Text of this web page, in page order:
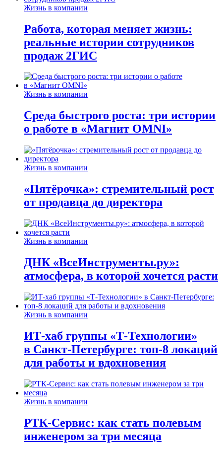
Жизнь в компании
Работа, которая меняет жизнь:
реальные истории сотрудников
продаж 2ГИС
Жизнь в компании
Среда быстрого роста: три истории
о работе в «Магнит OMNI»
Жизнь в компании
«Пятёрочка»: стремительный рост
от продавца до директора
Жизнь в компании
ДНК «ВсеИнструменты.ру»:
атмосфера, в которой хочется расти
Жизнь в компании
ИТ-хаб группы «Т-Технологии»
в Санкт-Петербурге: топ-8 локаций
для работы и вдохновения
Жизнь в компании
РТК-Сервис: как стать полевым
инженером за три месяца